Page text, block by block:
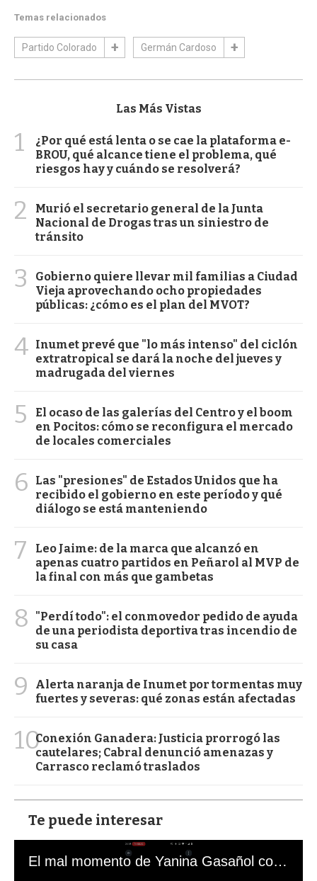
Temas relacionados
Partido Colorado Germán Cardoso
Las Más Vistas
1
¿Por qué está lenta o se cae la plataforma e-
BROU, qué alcance tiene el problema, qué
riesgos hay y cuándo se resolverá?
2
Murió el secretario general de la Junta
Nacional de Drogas tras un siniestro de
tránsito
3
Gobierno quiere llevar mil familias a Ciudad
Vieja aprovechando ocho propiedades
públicas: ¿cómo es el plan del MVOT?
4 Inumet prevé que "lo más intenso" del ciclón
extratropical se dará la noche del jueves y
madrugada del viernes
5
El ocaso de las galerías del Centro y el boom
en Pocitos: cómo se reconfigura el mercado
de locales comerciales
6
Las "presiones" de Estados Unidos que ha
recibido el gobierno en este período y qué
diálogo se está manteniendo
7
Leo Jaime: de la marca que alcanzó en
apenas cuatro partidos en Peñarol al MVP de
la final con más que gambetas
8
"Perdí todo": el conmovedor pedido de ayuda
de una periodista deportiva tras incendio de
su casa
9
Alerta naranja de Inumet por tormentas muy
fuertes y severas: qué zonas están afectadas
10Conexión Ganadera: Justicia prorrogó las
cautelares; Cabral denunció amenazas y
Carrasco reclamó traslados
Te puede interesar
El mal momento de Yanina Gasañol con un hincha argentino en "Subrayado"